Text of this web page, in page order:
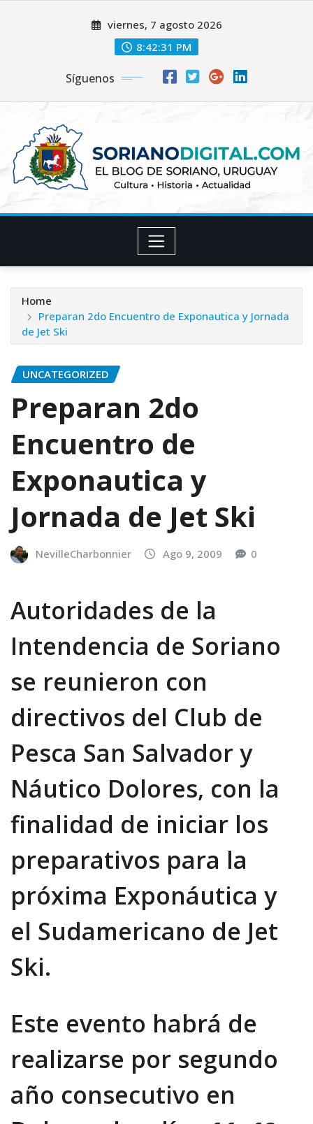
viernes, 7 agosto 2026
8:42:32 PM
Síguenos
Home
Preparan 2do Encuentro de Exponautica y Jornada
de Jet Ski
UNCATEGORIZED
Preparan 2do
Encuentro de
Exponautica y
Jornada de Jet Ski
NevilleCharbonnier Ago 9, 2009 0
Autoridades de la
Intendencia de Soriano
se reunieron con
directivos del Club de
Pesca San Salvador y
Náutico Dolores, con la
finalidad de iniciar los
preparativos para la
próxima Exponáutica y
el Sudamericano de Jet
Ski.
Este evento habrá de
realizarse por segundo
año consecutivo en